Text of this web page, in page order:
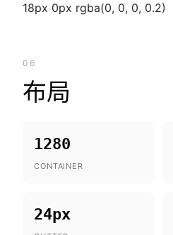
18px 0px rgba(0, 0, 0, 0.2)
06
布局
1280
CONTAINER
24px